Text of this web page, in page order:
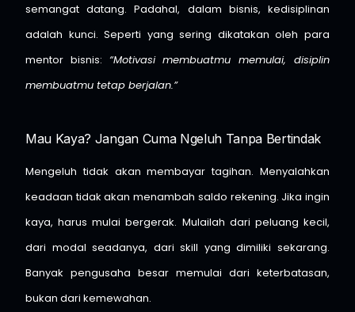
semangat datang. Padahal, dalam bisnis, kedisiplinan
adalah kunci. Seperti yang sering dikatakan oleh para
mentor bisnis: “Motivasi membuatmu memulai, disiplin
membuatmu tetap berjalan.”
Mau Kaya? Jangan Cuma Ngeluh Tanpa Bertindak
Mengeluh tidak akan membayar tagihan. Menyalahkan
keadaan tidak akan menambah saldo rekening. Jika ingin
kaya, harus mulai bergerak. Mulailah dari peluang kecil,
dari modal seadanya, dari skill yang dimiliki sekarang.
Banyak pengusaha besar memulai dari keterbatasan,
bukan dari kemewahan.